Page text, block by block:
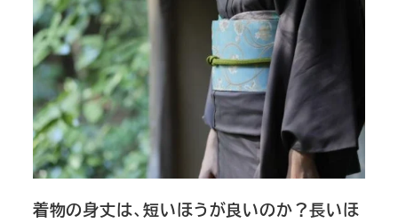
着物の身丈は、短いほうが良いのか？長いほ